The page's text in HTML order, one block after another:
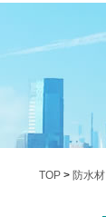
TOP > 防水材